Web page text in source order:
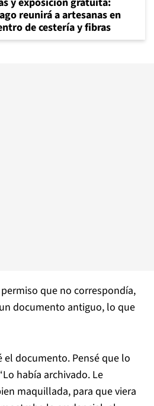
reunirá a artesanas en
de cestería y fibras
que no correspondía,
documento antiguo, lo que
el documento. Pensé que lo
había archivado. Le
maquillada, para que viera